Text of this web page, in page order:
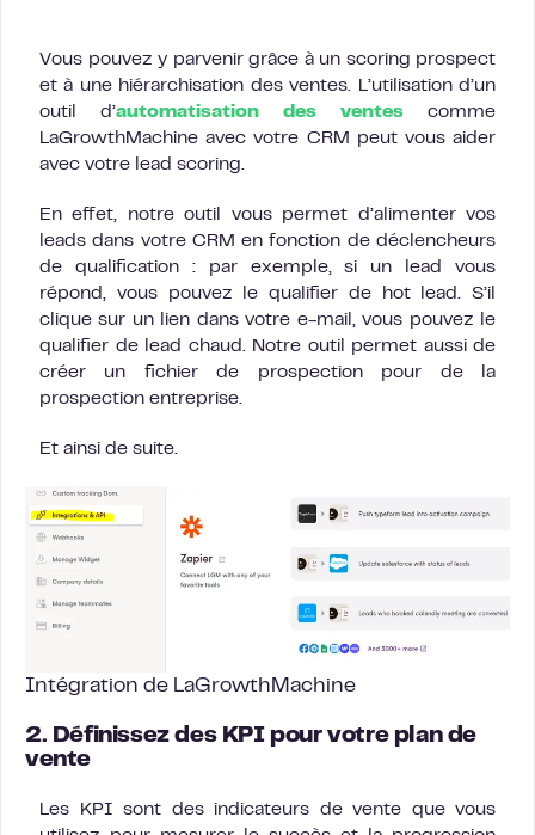
Vous pouvez y parvenir grâce à un scoring prospect
et à une hiérarchisation des ventes. L’utilisation d’un
outil d’automatisation des ventes comme
LaGrowthMachine avec votre CRM peut vous aider
avec votre lead scoring.
En effet, notre outil vous permet d’alimenter vos
leads dans votre CRM en fonction de déclencheurs
de qualification : par exemple, si un lead vous
répond, vous pouvez le qualifier de hot lead. S’il
clique sur un lien dans votre e-mail, vous pouvez le
qualifier de lead chaud. Notre outil permet aussi de
créer un fichier de prospection pour de la
prospection entreprise.
Et ainsi de suite.
Intégration de LaGrowthMachine
2. Définissez des KPI pour votre plan de
vente
Les KPI sont des indicateurs de vente que vous